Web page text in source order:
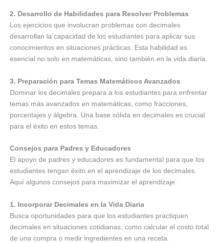
2. Desarrollo de Habilidades para Resolver Problemas
Los ejercicios que involucran problemas con decimales
desarrollan la capacidad de los estudiantes para aplicar sus
conocimientos en situaciones prácticas. Esta habilidad es
esencial no solo en matemáticas, sino también en la vida diaria.
3. Preparación para Temas Matemáticos Avanzados
Dominar los decimales prepara a los estudiantes para enfrentar
temas más avanzados en matemáticas, como fracciones,
porcentajes y álgebra. Una base sólida en decimales es crucial
para el éxito en estos temas.
Consejos para Padres y Educadores
El apoyo de padres y educadores es fundamental para que los
estudiantes tengan éxito en el aprendizaje de los decimales.
Aquí algunos consejos para maximizar el aprendizaje:
1. Incorporar Decimales en la Vida Diaria
Busca oportunidades para que los estudiantes practiquen
decimales en situaciones cotidianas, como calcular el costo total
de una compra o medir ingredientes en una receta.